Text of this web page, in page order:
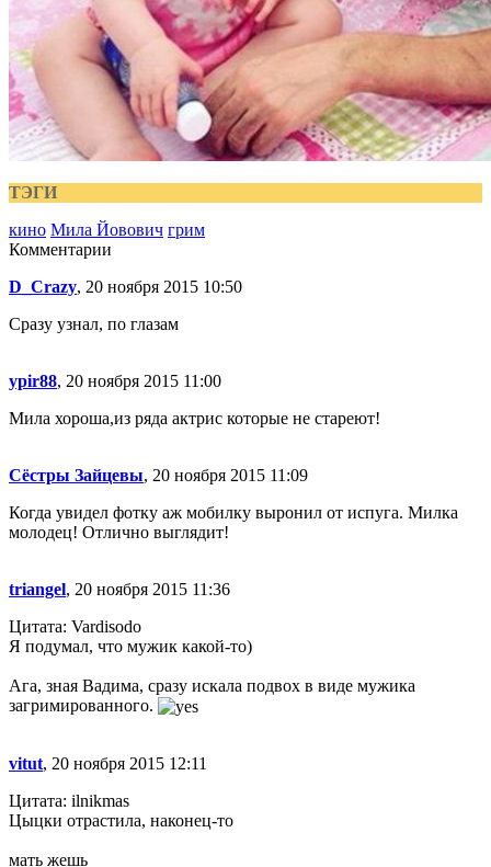
ТЭГИ
кино Мила Йовович грим
Комментарии
D_Crazy, 20 ноября 2015 10:50
Сразу узнал, по глазам
ypir88, 20 ноября 2015 11:00
Мила хороша,из ряда актрис которые не стареют!
Сёстры Зайцевы, 20 ноября 2015 11:09
Когда увидел фотку аж мобилку выронил от испуга. Милка
молодец! Отлично выглядит!
triangel, 20 ноября 2015 11:36
Цитата: Vardisodo
Я подумал, что мужик какой-то)
Ага, зная Вадима, сразу искала подвох в виде мужика
загримированного.
vitut, 20 ноября 2015 12:11
Цитата: ilnikmas
Цыцки отрастила, наконец-то
мать жешь